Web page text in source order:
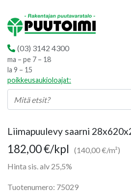
(03) 3142 4300
ma – pe 7 – 18
la 9 – 15
poikkeusaukioloajat:
Liimapuulevy saarni
182,00€/kpl
(140,00 €/m²)
Hinta sis. alv 25,5%
Tuotenumero: 75029